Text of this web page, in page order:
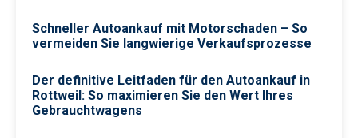
Schneller Autoankauf mit Motorschaden – So
vermeiden Sie langwierige Verkaufsprozesse
Der definitive Leitfaden für den Autoankauf in
Rottweil: So maximieren Sie den Wert Ihres
Gebrauchtwagens